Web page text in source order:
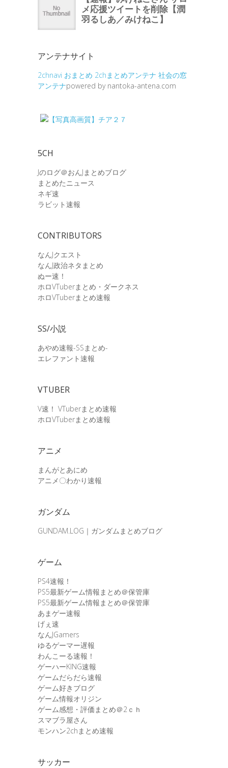
アンテナサイト
2chnavi おまとめ 2chまとめアンテナ 社会の窓
アンテナpowered by nantoka-antena.com
5CH
Jのログ＠おんJまとめブログ
まとめたニュース
ネギ速
ラビット速報
CONTRIBUTORS
なんJクエスト
なんJ政治ネタまとめ
ぬー速！
ホロVTuberまとめ・ダークネス
ホロVTuberまとめ速報
SS/小説
あやめ速報-SSまとめ-
エレファント速報
VTUBER
V速！ VTuberまとめ速報
ホロVTuberまとめ速報
アニメ
まんがとあにめ
アニメ〇わかり速報
ガンダム
GUNDAM.LOG｜ガンダムまとめブログ
ゲーム
PS4速報！
PS5最新ゲーム情報まとめ＠保管庫
PS5最新ゲーム情報まとめ＠保管庫
あまゲー速報
げぇ速
なんJGamers
ゆるゲーマー遅報
わんこーる速報！
ゲーハーKING速報
ゲームだらだら速報
ゲーム好きブログ
ゲーム情報オリジン
ゲーム感想・評価まとめ＠2ｃｈ
スマブラ屋さん
モンハン2chまとめ速報
サッカー